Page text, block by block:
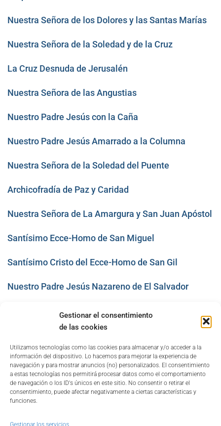
Gestionar el consentimiento
de las cookies
Utilizamos tecnologías como las cookies para almacenar y/o acceder a la
información del dispositivo. Lo hacemos para mejorar la experiencia de
navegación y para mostrar anuncios (no) personalizados. El consentimiento
a estas tecnologías nos permitirá procesar datos como el comportamiento
de navegación o los ID's únicos en este sitio. No consentir o retirar el
consentimiento, puede afectar negativamente a ciertas características y
funciones.
Gestionar los servicios
Nuestra Señora de los Dolores y las Santas Marías
Nuestra Señora de la Soledad y de la Cruz
La Cruz Desnuda de Jerusalén
Nuestra Señora de las Angustias
Nuestro Padre Jesús con la Caña
Nuestro Padre Jesús Amarrado a la Columna
Nuestra Señora de la Soledad del Puente
Archicofradía de Paz y Caridad
Nuestra Señora de La Amargura y San Juan Apóstol
Santísimo Ecce-Homo de San Miguel
Santísimo Cristo del Ecce-Homo de San Gil
Nuestro Padre Jesús Nazareno de El Salvador
La Negación de San Pedro
1 2 3 ›